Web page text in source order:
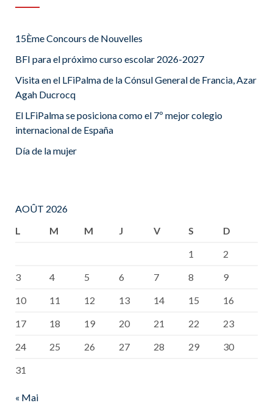
15Ème Concours de Nouvelles
BFI para el próximo curso escolar 2026-2027
Visita en el LFiPalma de la Cónsul General de Francia, Azar
Agah Ducrocq
El LFiPalma se posiciona como el 7º mejor colegio
internacional de España
Día de la mujer
AOÛT 2026
L
M M J V S
D
1
2
3
4 5 6 7 8
9
10
11 12 13 14 15
16
17
18 19 20 21 22
23
24
25 26 27 28 29
30
31
« Mai